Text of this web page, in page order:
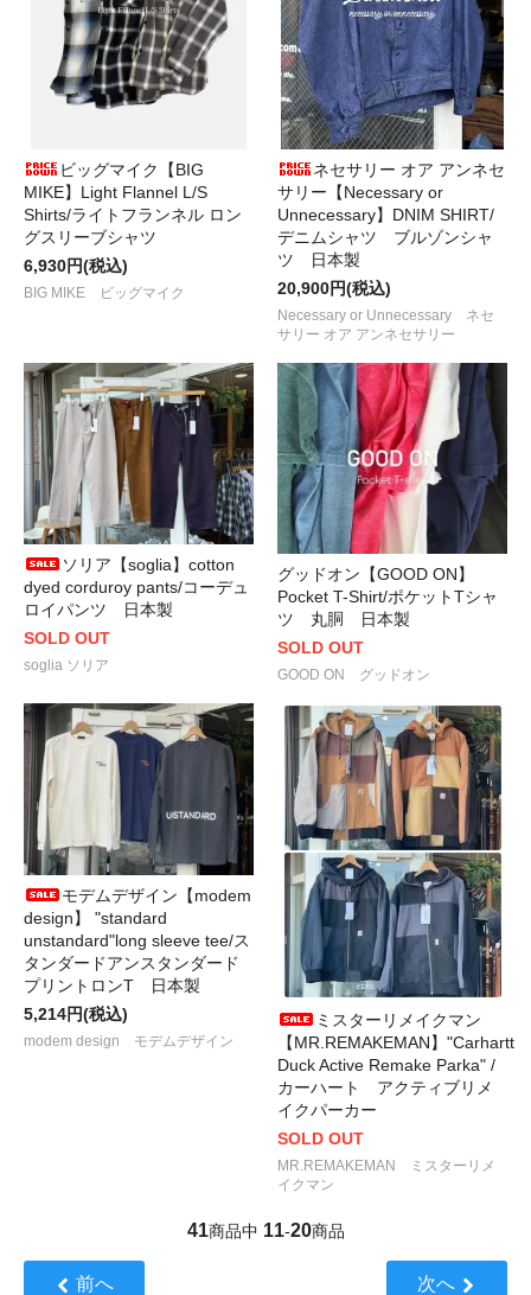
ビッグマイク【BIG
MIKE】Light Flannel L/S
Shirts/ライトフランネル ロン
グスリーブシャツ
6,930円(税込)
BIG MIKE ビッグマイク
ネセサリー オア アンネセ
サリー【Necessary or
Unnecessary】DNIM SHIRT/
デニムシャツ ブルゾンシャ
ツ 日本製
20,900円(税込)
Necessary or Unnecessary ネセ
サリー オア アンネセサリー
ソリア【soglia】cotton
dyed corduroy pants/コーデュ
ロイパンツ 日本製
SOLD OUT
soglia ソリア
グッドオン【GOOD ON】
Pocket T-Shirt/ポケットTシャ
ツ 丸胴 日本製
SOLD OUT
GOOD ON グッドオン
モデムデザイン【modem
design】 "standard
unstandard"long sleeve tee/ス
タンダードアンスタンダード
プリントロンT 日本製
5,214円(税込)
modem design モデムデザイン
ミスターリメイクマン
【MR.REMAKEMAN】"Carhartt
Duck Active Remake Parka" /
カーハート アクティブリメ
イクパーカー
SOLD OUT
MR.REMAKEMAN ミスターリメ
イクマン
41商品中 11-20商品
前へ 次へ